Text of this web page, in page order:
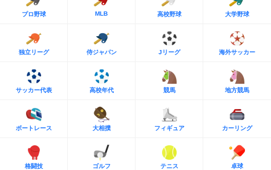
プロ野球 MLB 高校野球 大学野球
独立リーグ 侍ジャパン Jリーグ 海外サッカー
サッカー代表 高校年代 競馬 地方競馬
ボートレース 大相撲 フィギュア カーリング
格闘技 ゴルフ テニス 卓球